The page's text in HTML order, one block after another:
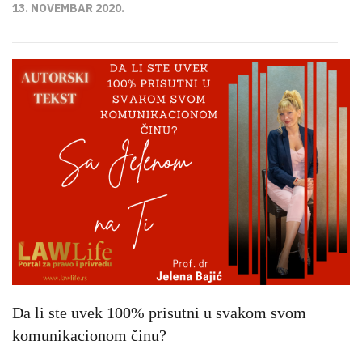
13. NOVEMBAR 2020.
Da li ste uvek 100% prisutni u svakom svom
komunikacionom činu?